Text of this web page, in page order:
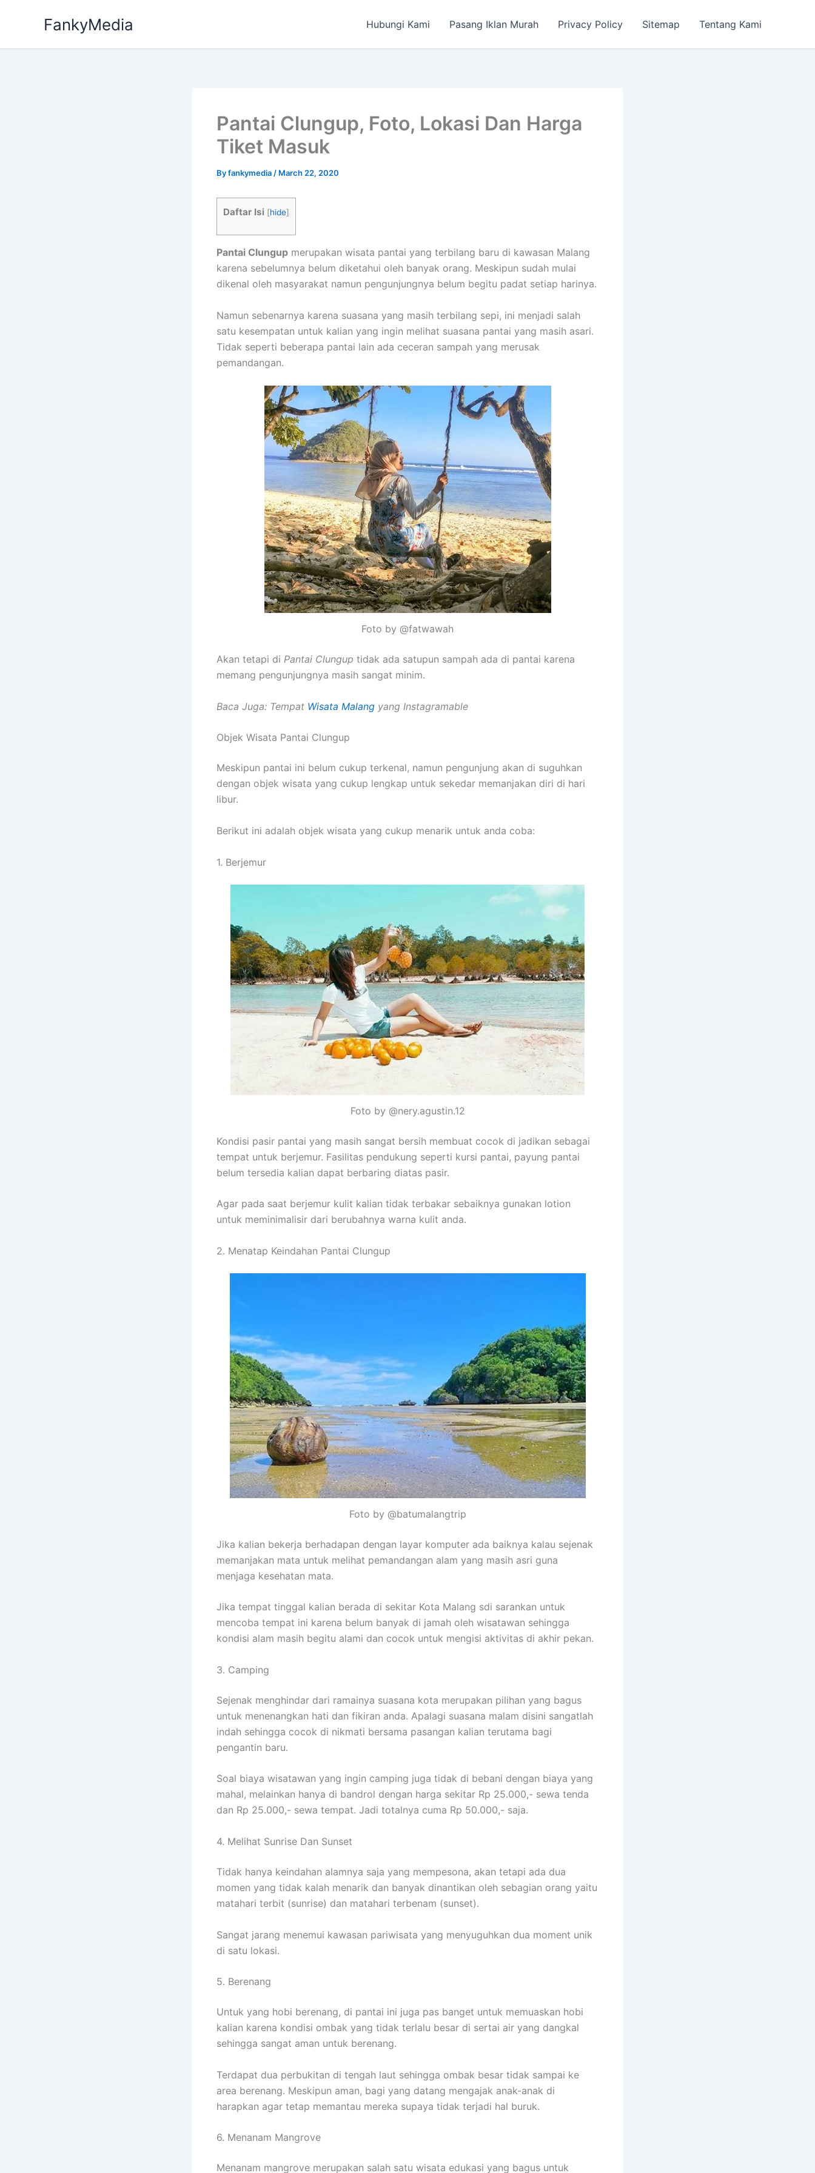
FankyMedia Hubungi Kami Pasang Iklan Murah Privacy Policy Sitemap Tentang Kami
Pantai Clungup, Foto, Lokasi Dan Harga
Tiket Masuk
Byfankymedia / March 22, 2020
Daftar Isi [hide]
Pantai Clungup merupakan wisata pantai yang terbilang baru di kawasan Malang
karena sebelumnya belum diketahui oleh banyak orang. Meskipun sudah mulai
dikenal oleh masyarakat namun pengunjungnya belum begitu padat setiap harinya.
Namun sebenarnya karena suasana yang masih terbilang sepi, ini menjadi salah
satu kesempatan untuk kalian yang ingin melihat suasana pantai yang masih asari.
Tidak seperti beberapa pantai lain ada ceceran sampah yang merusak
pemandangan.
Foto by @fatwawah
Akan tetapi di Pantai Clungup tidak ada satupun sampah ada di pantai karena
memang pengunjungnya masih sangat minim.
Baca Juga: Tempat Wisata Malang yang Instagramable
Objek Wisata Pantai Clungup
Meskipun pantai ini belum cukup terkenal, namun pengunjung akan di suguhkan
dengan objek wisata yang cukup lengkap untuk sekedar memanjakan diri di hari
libur.
Berikut ini adalah objek wisata yang cukup menarik untuk anda coba:
1. Berjemur
Foto by @nery.agustin.12
Kondisi pasir pantai yang masih sangat bersih membuat cocok di jadikan sebagai
tempat untuk berjemur. Fasilitas pendukung seperti kursi pantai, payung pantai
belum tersedia kalian dapat berbaring diatas pasir.
Agar pada saat berjemur kulit kalian tidak terbakar sebaiknya gunakan lotion
untuk meminimalisir dari berubahnya warna kulit anda.
2. Menatap Keindahan Pantai Clungup
Foto by @batumalangtrip
Jika kalian bekerja berhadapan dengan layar komputer ada baiknya kalau sejenak
memanjakan mata untuk melihat pemandangan alam yang masih asri guna
menjaga kesehatan mata.
Jika tempat tinggal kalian berada di sekitar Kota Malang sdi sarankan untuk
mencoba tempat ini karena belum banyak di jamah oleh wisatawan sehingga
kondisi alam masih begitu alami dan cocok untuk mengisi aktivitas di akhir pekan.
3. Camping
Sejenak menghindar dari ramainya suasana kota merupakan pilihan yang bagus
untuk menenangkan hati dan fikiran anda. Apalagi suasana malam disini sangatlah
indah sehingga cocok di nikmati bersama pasangan kalian terutama bagi
pengantin baru.
Soal biaya wisatawan yang ingin camping juga tidak di bebani dengan biaya yang
mahal, melainkan hanya di bandrol dengan harga sekitar Rp 25.000,- sewa tenda
dan Rp 25.000,- sewa tempat. Jadi totalnya cuma Rp 50.000,- saja.
4. Melihat Sunrise Dan Sunset
Tidak hanya keindahan alamnya saja yang mempesona, akan tetapi ada dua
momen yang tidak kalah menarik dan banyak dinantikan oleh sebagian orang yaitu
matahari terbit (sunrise) dan matahari terbenam (sunset).
Sangat jarang menemui kawasan pariwisata yang menyuguhkan dua moment unik
di satu lokasi.
5. Berenang
Untuk yang hobi berenang, di pantai ini juga pas banget untuk memuaskan hobi
kalian karena kondisi ombak yang tidak terlalu besar di sertai air yang dangkal
sehingga sangat aman untuk berenang.
Terdapat dua perbukitan di tengah laut sehingga ombak besar tidak sampai ke
area berenang. Meskipun aman, bagi yang datang mengajak anak-anak di
harapkan agar tetap memantau mereka supaya tidak terjadi hal buruk.
6. Menanam Mangrove
Menanam mangrove merupakan salah satu wisata edukasi yang bagus untuk